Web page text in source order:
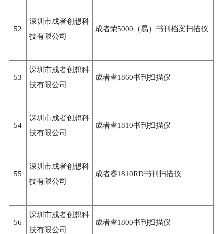
52
深圳市成者创想科
技有限公司
成者荣5000（易）书刊档案扫描仪
53
深圳市成者创想科
技有限公司
成者睿1860书刊扫描仪
54
深圳市成者创想科
技有限公司
成者睿1810书刊扫描仪
55
深圳市成者创想科
技有限公司
成者睿1810RD书刊扫描仪
56
深圳市成者创想科
技有限公司
成者睿1800书刊扫描仪